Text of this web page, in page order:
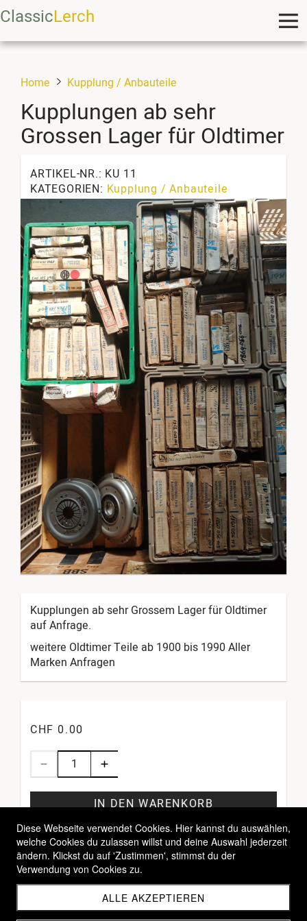
ClassicLerch
Home Kupplung / Anbauteile
Kupplungen ab sehr
Grossen Lager für Oldtimer
ARTIKEL-NR.: KU 11
KATEGORIEN: Kupplung / Anbauteile
Kupplungen ab sehr Grossem Lager für Oldtimer
auf Anfrage.
weitere Oldtimer Teile ab 1900 bis 1990 Aller
Marken Anfragen
CHF 0.00
IN DEN WARENKORB
Diese Webseite verwendet Cookies. Hier kannst du auswählen,
welche Cookies du zulassen willst und deine Auswahl jederzeit
ändern. Klickst du auf 'Zustimmen', stimmst du der
Verwendung von Cookies zu.
ALLE AKZEPTIEREN